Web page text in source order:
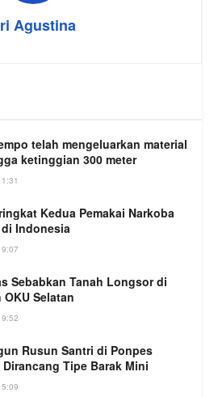
Agustina
telah mengeluarkan material
ketinggian 300 meter
Kedua Pemakai Narkoba
Indonesia
Sebabkan Tanah Longsor di
Selatan
Rusun Santri di Ponpes
Tipe Barak Mini